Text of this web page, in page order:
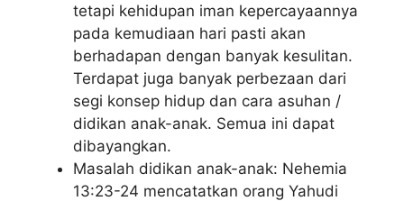
tetapi kehidupan iman kepercayaannya
pada kemudiaan hari pasti akan
berhadapan dengan banyak kesulitan.
Terdapat juga banyak perbezaan dari
segi konsep hidup dan cara asuhan /
didikan anak-anak. Semua ini dapat
dibayangkan.
Masalah didikan anak-anak: Nehemia
13:23-24 mencatatkan orang Yahudi